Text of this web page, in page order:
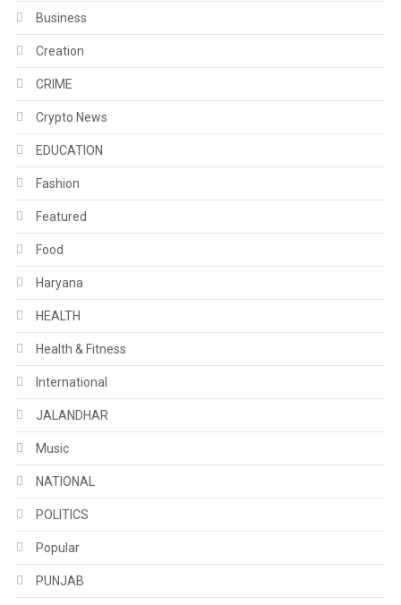
Business
Creation
CRIME
Crypto News
EDUCATION
Fashion
Featured
Food
Haryana
HEALTH
Health & Fitness
International
JALANDHAR
Music
NATIONAL
POLITICS
Popular
PUNJAB